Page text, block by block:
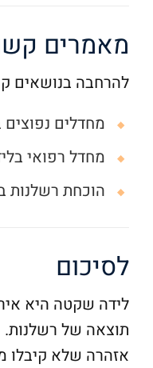
מאמרים
להרחבה בנושאים
מחדלים נפוצים
מחדל רפואי
הוכחת רשלנות
לסיכום
לידה שקטה היא
תוצאה של רשלנות.
אזהרה שלא קיבלו